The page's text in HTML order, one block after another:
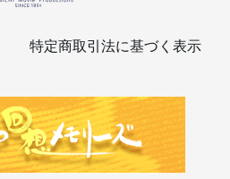
特定商取引法に基づく表示